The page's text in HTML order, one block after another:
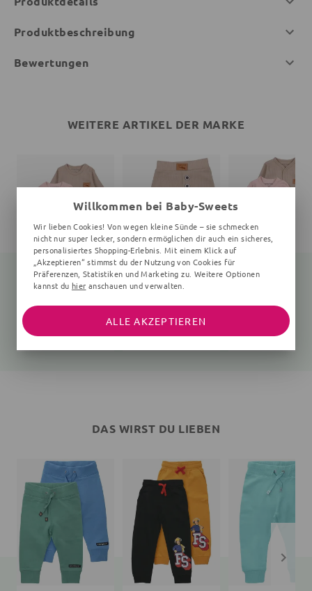
Produktbeschreibung
Bewertungen
WEITERE ARTIKEL DER MARKE
Strampler Eidechse
Gerippt
18,80 € 24,99 €
Hose Eidechse
Gerippt
20,99 €
Strampler Eidechse
24,99 €
DAS WIRST DU LIEBEN
Willkommen bei Baby-Sweets
Wir lieben Cookies! Von wegen kleine Sünde – sie schmecken
nicht nur super lecker, sondern ermöglichen dir auch ein sicheres,
personalisiertes Shopping-Erlebnis. Mit einem Klick auf
„Akzeptieren“ stimmst du der Nutzung von Cookies für
Präferenzen, Statistiken und Marketing zu. Weitere Optionen
kannst du hier anschauen und verwalten.
ALLE AKZEPTIEREN